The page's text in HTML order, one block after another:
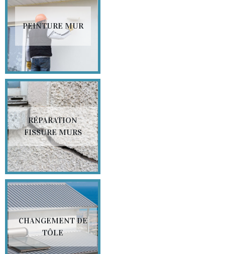
PEINTURE MUR
RÉPARATION
FISSURE MURS
CHANGEMENT DE
TÔLE